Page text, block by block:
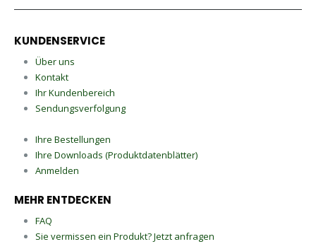
KUNDENSERVICE
Über uns
Kontakt
Ihr Kundenbereich
Sendungsverfolgung
Ihre Bestellungen
Ihre Downloads (Produktdatenblätter)
Anmelden
MEHR ENTDECKEN
FAQ
Sie vermissen ein Produkt? Jetzt anfragen